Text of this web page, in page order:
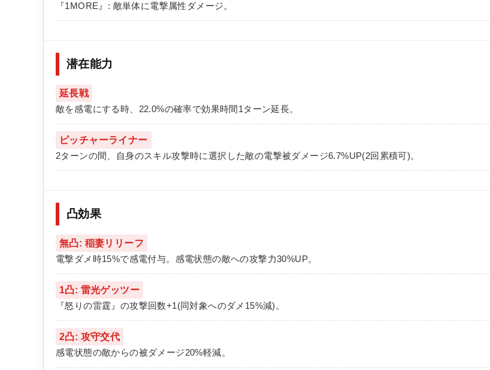
『1MORE』: 敵単体に電撃属性ダメージ。
潜在能力
延長戦
敵を感電にする時、22.0%の確率で効果時間1ターン延長。
ピッチャーライナー
2ターンの間、自身のスキル攻撃時に選択した敵の電撃被ダメージ6.7%UP(2回累積可)。
凸効果
無凸: 稲妻リリーフ
電撃ダメ時15%で感電付与。感電状態の敵への攻撃力30%UP。
1凸: 雷光ゲッツー
『怒りの雷霆』の攻撃回数+1(同対象へのダメ15%減)。
2凸: 攻守交代
感電状態の敵からの被ダメージ20%軽減。